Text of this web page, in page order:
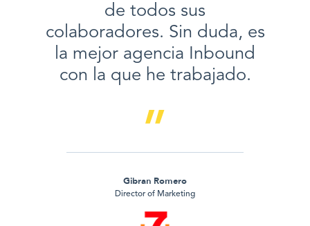
de todos sus
colaboradores. Sin duda, es
la mejor agencia Inbound
con la que he trabajado.
Gibran Romero
Director of Marketing